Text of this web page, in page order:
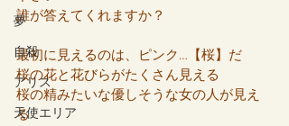
夢
自殺
アリス
天使エリア
誰が答えてくれますか？
最初に見えるのは、ピンク…【桜】だ
桜の花と花びらがたくさん見える
桜の精みたいな優しそうな女の人が見え
る